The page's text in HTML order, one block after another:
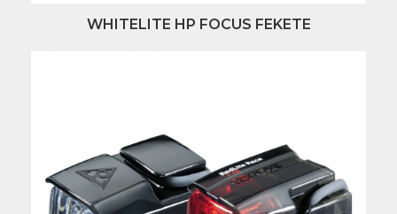
WHITELITE HP FOCUS FEKETE